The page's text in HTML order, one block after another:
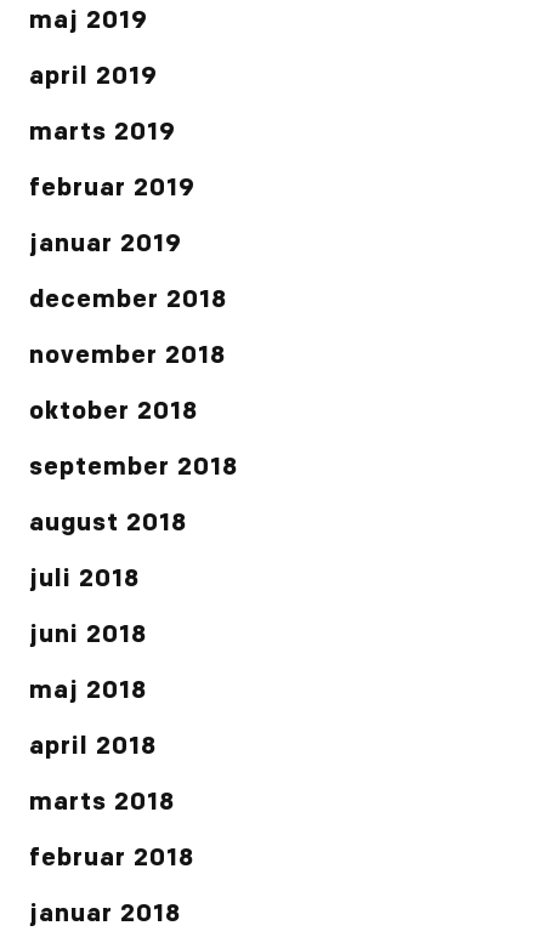
maj 2019
april 2019
marts 2019
februar 2019
januar 2019
december 2018
november 2018
oktober 2018
september 2018
august 2018
juli 2018
juni 2018
maj 2018
april 2018
marts 2018
februar 2018
januar 2018